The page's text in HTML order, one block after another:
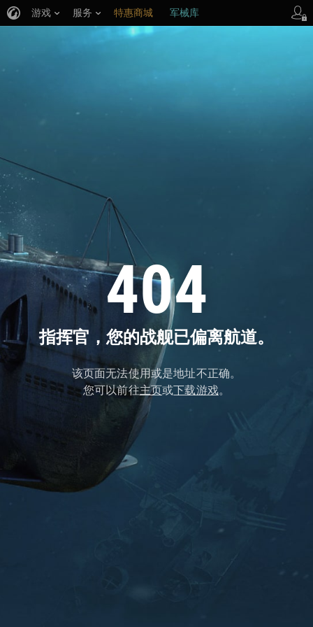
404
指挥官，您的战舰已偏离航道。
该页面无法使用或是地址不正确。
您可以前往主页或下载游戏。
游戏 服务 特惠商城 军械库